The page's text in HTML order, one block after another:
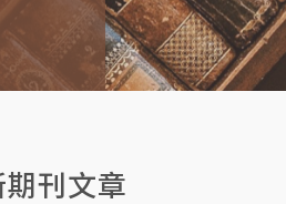
期刊文章